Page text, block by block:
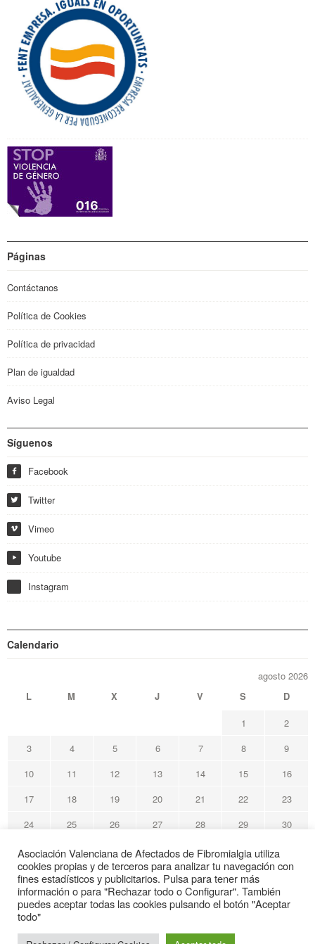
Páginas
Contáctanos
Política de Cookies
Política de privacidad
Plan de igualdad
Aviso Legal
Síguenos
f Facebook
w Twitter
i Vimeo
y Youtube
Instagram
Calendario
agosto 2026
L
M X J V S
D
1
2
3
4 5 6 7 8
9
10
11 12 13 14 15
16
17
18 19 20 21 22
23
24
25 26 27 28 29
30
31
« May
Avafi Asociación Valenciana de Afectados de Fibromialgia
Asociación Valenciana de Afectados de Fibromialgia utiliza
cookies propias y de terceros para analizar tu navegación con
fines estadísticos y publicitarios. Pulsa para tener más
información o para "Rechazar todo o Configurar". También
puedes aceptar todas las cookies pulsando el botón "Aceptar
todo"